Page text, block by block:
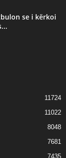
se i kërkoi
11724
11022
8048
7681
7435